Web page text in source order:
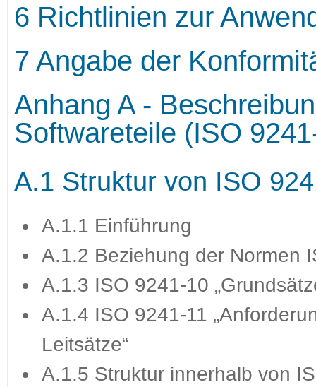
6 Richtlinien zur
7 Angabe der
Anhang A -
Softwareteile (ISO
A.1 Struktur von ISO
A.1.1 Einführung
A.1.2 Beziehung der Normen
A.1.3 ISO 9241-10
A.1.4 ISO 9241-11
Leitsätze“
A.1.5 Struktur innerhalb von